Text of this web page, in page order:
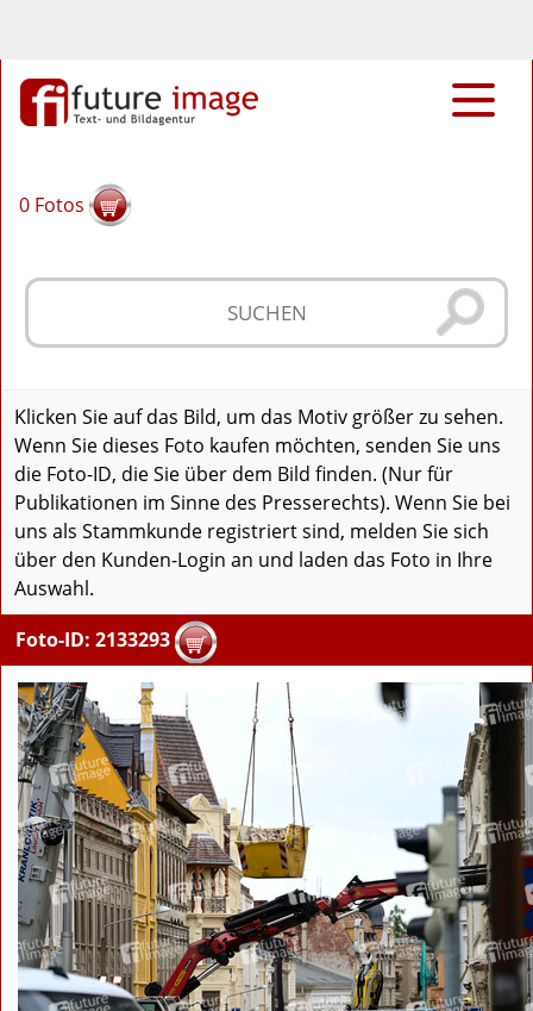
0 Fotos
Klicken Sie auf das Bild, um das Motiv größer zu sehen.
Wenn Sie dieses Foto kaufen möchten, senden Sie uns
die Foto-ID, die Sie über dem Bild finden. (Nur für
Publikationen im Sinne des Presserechts). Wenn Sie bei
uns als Stammkunde registriert sind, melden Sie sich
über den Kunden-Login an und laden das Foto in Ihre
Auswahl.
Foto-ID: 2133293